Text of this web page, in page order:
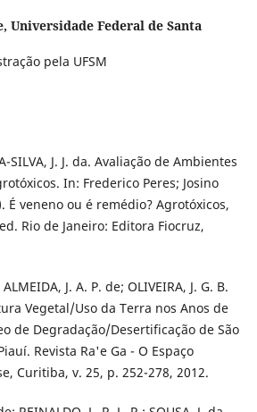
Universidade Federal de Santa
pela UFSM
SILVA, J. J. da. Avaliação de Ambientes
In: Frederico Peres; Josino
É veneno ou é remédio? Agrotóxicos,
Rio de Janeiro: Editora Fiocruz,
J. A. P. de; OLIVEIRA, J. G. B.
Vegetal/Uso da Terra nos Anos de
de Degradação/Desertificação de São
Revista Ra'e Ga - O Espaço
Curitiba, v. 25, p. 252-278, 2012.